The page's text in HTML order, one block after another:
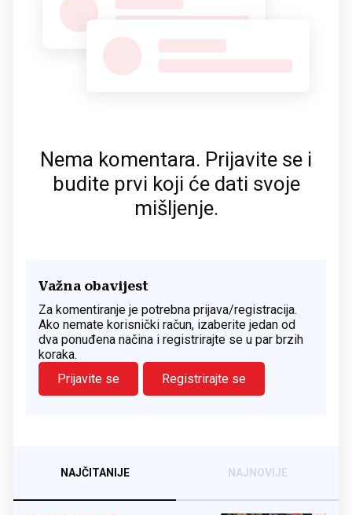
Nema komentara. Prijavite se i
budite prvi koji će dati svoje
mišljenje.
Važna obavijest
Za komentiranje je potrebna prijava/registracija.
Ako nemate korisnički račun, izaberite jedan od
dva ponuđena načina i registrirajte se u par brzih
koraka.
Prijavite se
Registrirajte se
NAJČITANIJE NAJNOVIJE